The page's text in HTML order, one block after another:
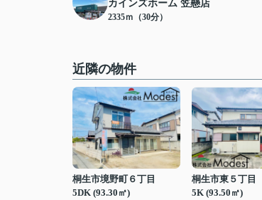
カインズホーム 笠懸店
2335ｍ（30分）
近隣の物件
桐生市境野町６丁目
5DK (93.30㎡)
桐生市東５丁目
5K (93.50㎡)